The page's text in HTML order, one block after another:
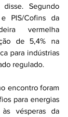
disse. Segundo
PIS/Cofins da
vermelha
de 5,4% na
para indústrias
regulado.
encontro foram
para energias
às vésperas da